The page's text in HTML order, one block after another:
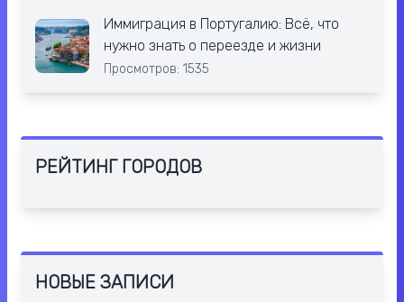
Иммиграция в Португалию: Всё, что
нужно знать о переезде и жизни
Просмотров: 1535
РЕЙТИНГ ГОРОДОВ
НОВЫЕ ЗАПИСИ